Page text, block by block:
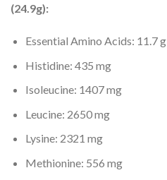
(24.9g):
Essential Amino Acids: 11.7 g
Histidine: 435 mg
Isoleucine: 1407 mg
Leucine: 2650 mg
Lysine: 2321 mg
Methionine: 556 mg